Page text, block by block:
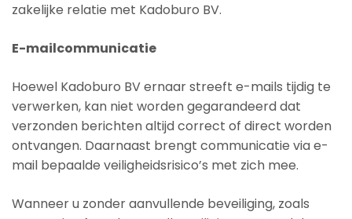
zakelijke relatie met Kadoburo BV.
E-mailcommunicatie
Hoewel Kadoburo BV ernaar streeft e-mails tijdig te
verwerken, kan niet worden gegarandeerd dat
verzonden berichten altijd correct of direct worden
ontvangen. Daarnaast brengt communicatie via e-
mail bepaalde veiligheidsrisico’s met zich mee.
Wanneer u zonder aanvullende beveiliging, zoals